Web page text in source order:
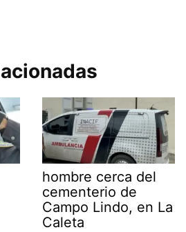
hombre cerca del
cementerio de
Campo Lindo, en La
Caleta